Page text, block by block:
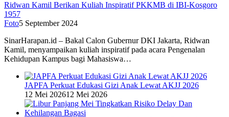
Ridwan Kamil Berikan Kuliah Inspiratif PKKMB di IBI-Kosgoro
1957
Foto5 September 2024
SinarHarapan.id – Bakal Calon Gubernur DKI Jakarta, Ridwan
Kamil, menyampaikan kuliah inspiratif pada acara Pengenalan
Kehidupan Kampus bagi Mahasiswa…
JAPFA Perkuat Edukasi Gizi Anak Lewat AKJJ 2026
12 Mei 202612 Mei 2026